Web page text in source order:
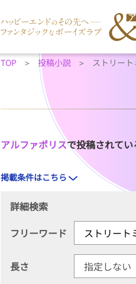
TOP 投稿小説 ストリー
アルファポリスで投稿されてい
掲載条件はこちら
詳細検索
フリーワード
長さ